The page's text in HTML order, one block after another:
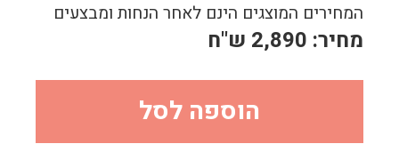
המחירים המוצגים הינם לאחר הנחות ומבצעים
מחיר: 2,890 ש"ח
הוספה לסל